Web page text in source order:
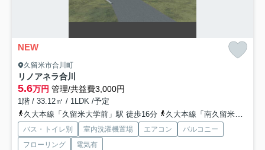
NEW
久留米市合川町
リノアネラ合川
5.6万円 管理/共益費3,000円
1階 / 33.12㎡ / 1LDK /予定
久大本線「久留米大学前」駅 徒歩16分
久大本線「南久留米」駅 徒歩20分
バス・トイレ別 室内洗濯機置場 エアコン
バルコニー
フローリング
電気有